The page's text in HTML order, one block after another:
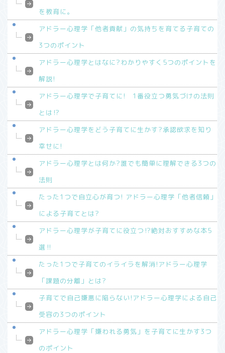
を教育に。
アドラー心理学「他者貢献」の気持ちを育てる子育ての
3つのポイント
アドラー心理学とはなに?わかりやすく5つのポイントを
解説!
アドラー心理学で子育てに! 1番役立つ勇気づけの法則
とは⁉︎
アドラー心理学をどう子育てに生かす?承認欲求を知り
幸せに!
アドラー心理学とは何か?誰でも簡単に理解できる3つの
法則
たった1つで自立心が育つ! アドラー心理学「他者信頼」
による子育てとは?
アドラー心理学が子育てに役立つ⁉︎絶対おすすめな本5
選‼︎
たった1つで子育てのイライラを解消!アドラー心理学
「課題の分離」とは?
子育てで自己嫌悪に陥らない!アドラー心理学による自己
受容の3つのポイント
アドラー心理学「嫌われる勇気」を子育てに生かす3つ
のポイント